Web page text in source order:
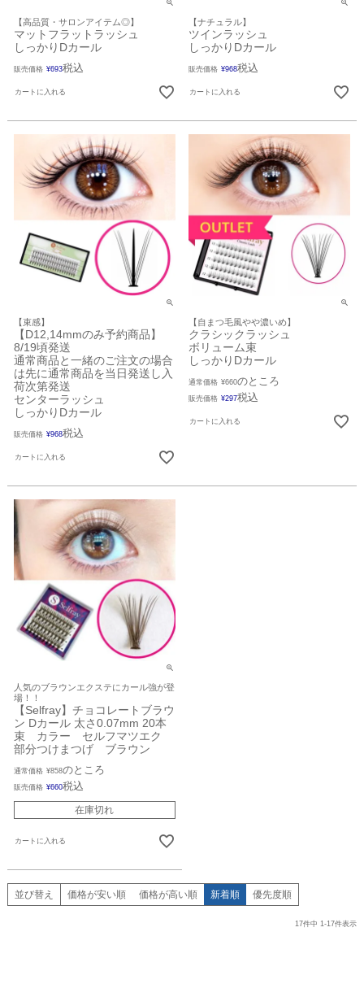
【高品質・サロンアイテム◎】
マットフラットラッシュ
しっかりDカール
販売価格 ¥693税込
カートに入れる
【ナチュラル】
ツインラッシュ
しっかりDカール
販売価格 ¥968税込
カートに入れる
【束感】
【D12,14mmのみ予約商品】
8/19頃発送
通常商品と一緒のご注文の場合
は先に通常商品を当日発送し入
荷次第発送
センターラッシュ
しっかりDカール
販売価格 ¥968税込
カートに入れる
【自まつ毛風やや濃いめ】
クラシックラッシュ
ボリューム束
しっかりDカール
通常価格 ¥660のところ
販売価格 ¥297税込
カートに入れる
人気のブラウンエクステにカール強が登
場！！
【Selfray】チョコレートブラウ
ン Dカール 太さ0.07mm 20本
束 カラー セルフマツエク
部分つけまつげ ブラウン
通常価格 ¥858のところ
販売価格 ¥660税込
在庫切れ
カートに入れる
並び替え 価格が安い順 価格が高い順 新着順 優先度順
17件中 1-17件表示